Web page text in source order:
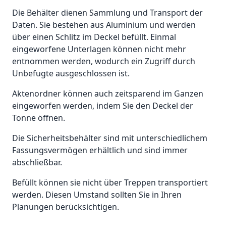
Die Behälter dienen Sammlung und Transport der
Daten. Sie bestehen aus Aluminium und werden
über einen Schlitz im Deckel befüllt. Einmal
eingeworfene Unterlagen können nicht mehr
entnommen werden, wodurch ein Zugriff durch
Unbefugte ausgeschlossen ist.
Aktenordner können auch zeitsparend im Ganzen
eingeworfen werden, indem Sie den Deckel der
Tonne öffnen.
Die Sicherheitsbehälter sind mit unterschiedlichem
Fassungsvermögen erhältlich und sind immer
abschließbar.
Befüllt können sie nicht über Treppen transportiert
werden. Diesen Umstand sollten Sie in Ihren
Planungen berücksichtigen.